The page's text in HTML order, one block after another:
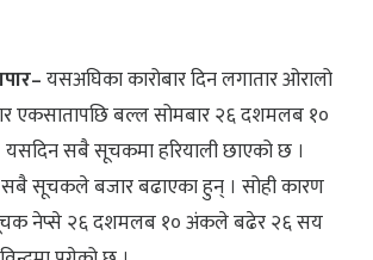
यसअघिका कारोबार दिन लगातार ओरालो
एकसातापछि बल्ल सोमबार २६ दशमलब १०
सबै सूचकमा हरियाली छाएको छ ।
सबै सूचकले बजार बढाएका हुन् । सोही कारण
नेप्से २६ दशमलब १० अंकले बढेर २६ सय